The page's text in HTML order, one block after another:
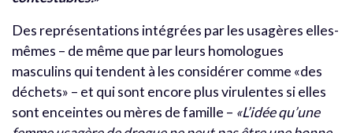
Des représentations intégrées par les usagères elles-
mêmes – de même que par leurs homologues
masculins qui tendent à les considérer comme «des
déchets» – et qui sont encore plus virulentes si elles
sont enceintes ou mères de famille – «L’idée qu’une